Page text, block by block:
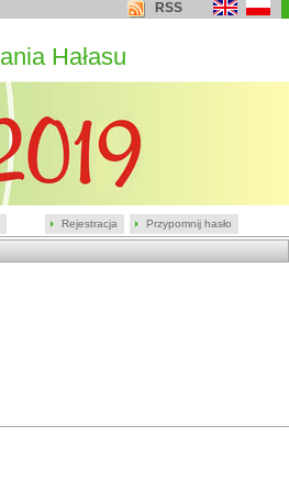
Rejestracja Przypomnij hasło
RSS
Hałasu